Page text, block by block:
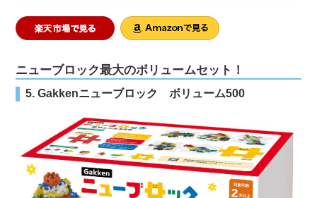
ニューブロック最大のボリュームセット！
5. Gakkenニューブロック ボリューム500